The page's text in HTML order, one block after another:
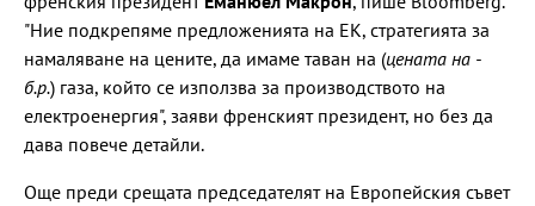
"Ние подкрепяме предложенията на ЕК, стратегията за
намаляване на цените, да имаме таван на (цената на -
б.р.) газа, който се използва за производството на
електроенергия", заяви френският президент, но без да
дава повече детайли.
Още преди срещата председателят на Европейския съвет